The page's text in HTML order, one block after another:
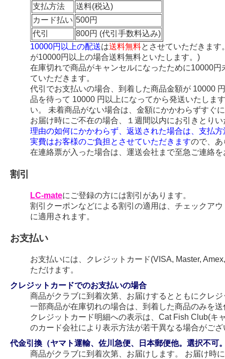
支払方法
送料(税込)
カード払い 500円
代引
800円 (代引手数料込み)
10000円以上の配送は送料無料とさせていただきま
が10000円以上の場合送料無料といたします。)
在庫切れで商品がキャンセルになったために10000
ていただきます。
代引でお支払いの場合、到着した商品金額が 10000
品を待って 10000 円以上になってから発送いたしま
い。 未着商品がない場合は、金額にかかわらずすぐ
お届け時にご不在の場合、１週間以内にお引きとり
理由の如何にかかわらず、返送された場合は、支払
実費はお客様のご負担とさせていただきますので、あ
在連絡票が入った場合は、運送会社まで至急ご連絡
割引
LC-mateにご登録の方には割引があります。
割引クーポンなどによる割引の適用は、チェックア
に適用されます。
お支払い
お支払いには、クレジットカード(VISA, Master,
ただけます。
クレジットカードでのお支払いの場合
商品がクラブに到着次第、お届けするとともにクレ
一部商品が在庫切れの場合は、到着した商品のみを
クレジットカード明細への表示は、Cat Fish Club(キ
のカード会社により表示方法が若干異なる場合がござ
代金引換（ヤマト運輸、佐川急便、日本郵便他。選択不可
商品がクラブに到着次第、お届けします。 お届け時